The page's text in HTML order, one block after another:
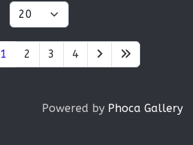
1 2 3 4
Powered by Phoca Gallery